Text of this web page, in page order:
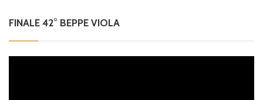
FINALE 42° BEPPE VIOLA